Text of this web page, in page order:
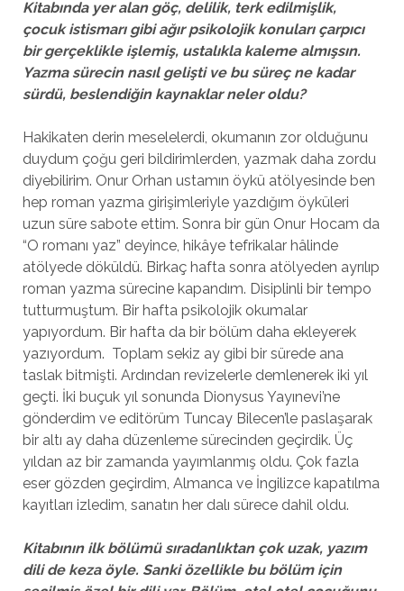
Kitabında yer alan göç, delilik, terk edilmişlik,
çocuk istismarı gibi ağır psikolojik konuları çarpıcı
bir gerçeklikle işlemiş, ustalıkla kaleme almışsın.
Yazma sürecin nasıl gelişti ve bu süreç ne kadar
sürdü, beslendiğin kaynaklar neler oldu?
Hakikaten derin meselelerdi, okumanın zor olduğunu
duydum çoğu geri bildirimlerden, yazmak daha zordu
diyebilirim. Onur Orhan ustamın öykü atölyesinde ben
hep roman yazma girişimleriyle yazdığım öyküleri
uzun süre sabote ettim. Sonra bir gün Onur Hocam da
“O romanı yaz” deyince, hikâye tefrikalar hâlinde
atölyede döküldü. Birkaç hafta sonra atölyeden ayrılıp
roman yazma sürecine kapandım. Disiplinli bir tempo
tutturmuştum. Bir hafta psikolojik okumalar
yapıyordum. Bir hafta da bir bölüm daha ekleyerek
yazıyordum. Toplam sekiz ay gibi bir sürede ana
taslak bitmişti. Ardından revizelerle demlenerek iki yıl
geçti. İki buçuk yıl sonunda Dionysus Yayınevi’ne
gönderdim ve editörüm Tuncay Bilecen’le paslaşarak
bir altı ay daha düzenleme sürecinden geçirdik. Üç
yıldan az bir zamanda yayımlanmış oldu. Çok fazla
eser gözden geçirdim, Almanca ve İngilizce kapatılma
kayıtları izledim, sanatın her dalı sürece dahil oldu.
Kitabının ilk bölümü sıradanlıktan çok uzak, yazım
dili de keza öyle. Sanki özellikle bu bölüm için